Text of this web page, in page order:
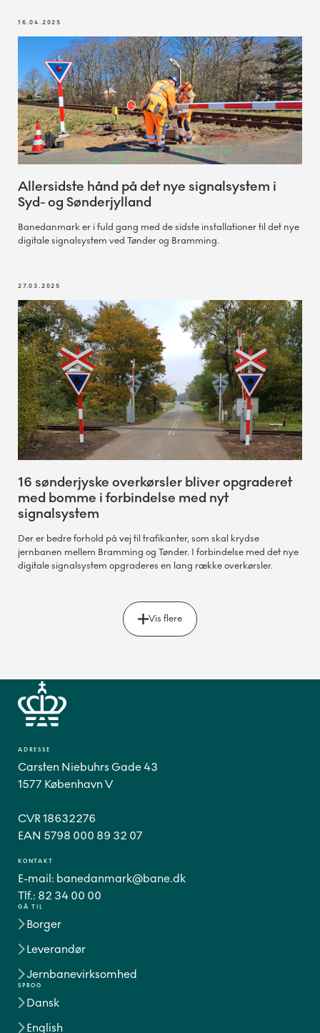
16.04.2025
Allersidste hånd på det nye signalsystem i
Syd- og Sønderjylland
Banedanmark er i fuld gang med de sidste installationer til det nye
digitale signalsystem ved Tønder og Bramming.
27.03.2025
16 sønderjyske overkørsler bliver opgraderet
med bomme i forbindelse med nyt
signalsystem
Der er bedre forhold på vej til trafikanter, som skal krydse
jernbanen mellem Bramming og Tønder. I forbindelse med det nye
digitale signalsystem opgraderes en lang række overkørsler.
Vis flere
GÅ TIL
Borger
Leverandør
Jernbanevirksomhed
SPROG
Dansk
English
ADRESSE
Carsten Niebuhrs Gade 43
1577 København V
CVR 18632276
EAN 5798 000 89 32 07
KONTAKT
E-mail: banedanmark@bane.dk
Tlf.: 82 34 00 00